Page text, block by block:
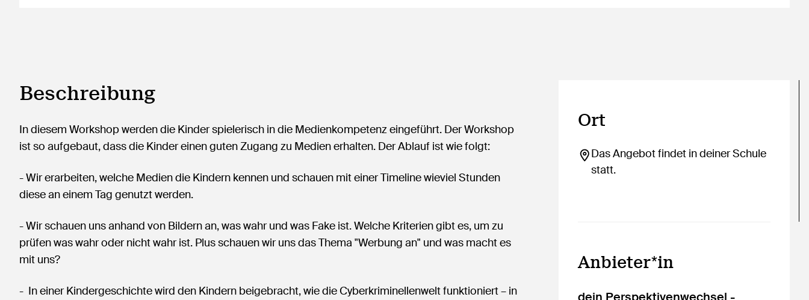
Beschreibung
In diesem Workshop werden die Kinder spielerisch in die Medienkompetenz eingeführt. Der Workshop
ist so aufgebaut, dass die Kinder einen guten Zugang zu Medien erhalten. Der Ablauf ist wie folgt:
- Wir erarbeiten, welche Medien die Kindern kennen und schauen mit einer Timeline wieviel Stunden
diese an einem Tag genutzt werden.
- Wir schauen uns anhand von Bildern an, was wahr und was Fake ist. Welche Kriterien gibt es, um zu
prüfen was wahr oder nicht wahr ist. Plus schauen wir uns das Thema "Werbung an" und was macht es
mit uns?
- In einer Kindergeschichte wird den Kindern beigebracht, wie die Cyberkriminellenwelt funktioniert – in
Ort
Das Angebot findet in deiner Schule
statt.
Anbieter*in